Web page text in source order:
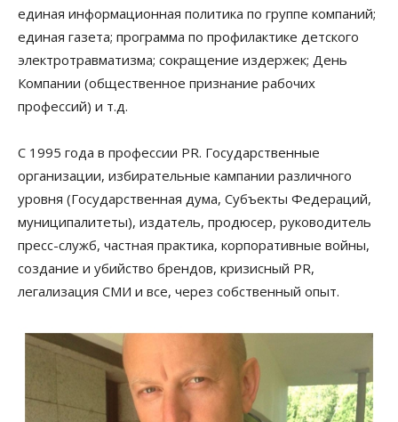
единая информационная политика по группе компаний;
единая газета; программа по профилактике детского
электротравматизма; сокращение издержек; День
Компании (общественное признание рабочих
профессий) и т.д.
С 1995 года в профессии PR. Государственные
организации, избирательные кампании различного
уровня (Государственная дума, Субъекты Федераций,
муниципалитеты), издатель, продюсер, руководитель
пресс-служб, частная практика, корпоративные войны,
создание и убийство брендов, кризисный PR,
легализация СМИ и все, через собственный опыт.